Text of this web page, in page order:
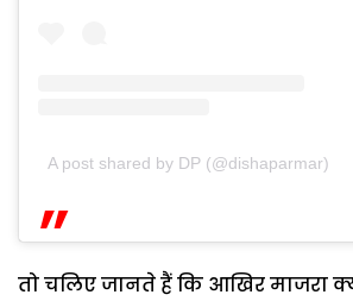
A post shared by DP (@dishaparmar)
तो चलिए जानते हैं कि आखिर माजरा